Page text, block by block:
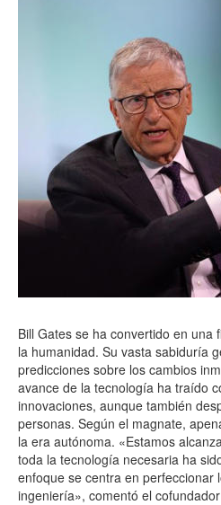
Bill Gates se ha convertido en una
la humanidad. Su vasta sabiduría
predicciones sobre los cambios
avance de la tecnología ha traído
innovaciones, aunque también
personas. Según el magnate,
la era autónoma. «Estamos
toda la tecnología necesaria ha
enfoque se centra en perfeccionar
ingeniería», comentó el